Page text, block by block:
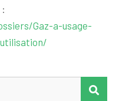
Gaz-a-usage-